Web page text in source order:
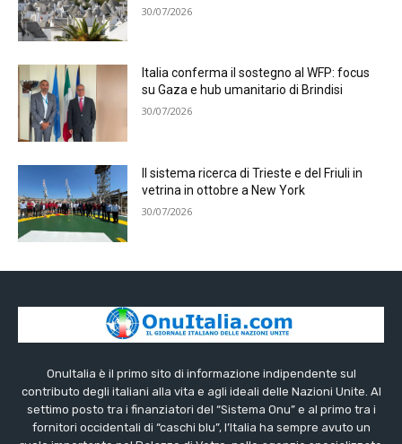
30/07/2026
Italia conferma il sostegno al WFP: focus
su Gaza e hub umanitario di Brindisi
30/07/2026
Il sistema ricerca di Trieste e del Friuli in
vetrina in ottobre a New York
30/07/2026
OnuItalia è il primo sito di informazione indipendente sul
contributo degli italiani alla vita e agli ideali delle Nazioni Unite. Al
settimo posto tra i finanziatori del “Sistema Onu” e al primo tra i
fornitori occidentali di “caschi blu”, l’Italia ha sempre avuto un